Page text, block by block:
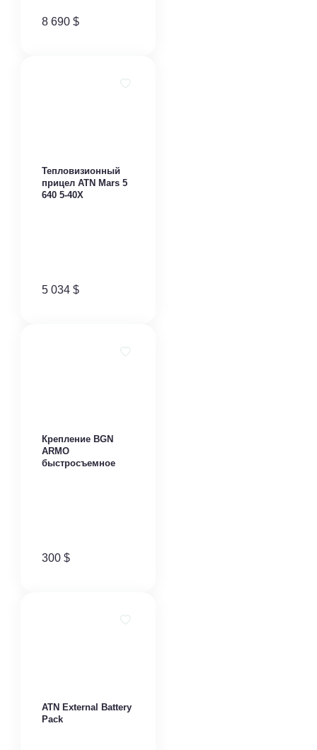
8 690 $
Тепловизионный
прицел ATN Mars 5
640 5-40X
5 034 $
Крепление BGN
ARMO
быстросъемное
300 $
ATN External Battery
Pack